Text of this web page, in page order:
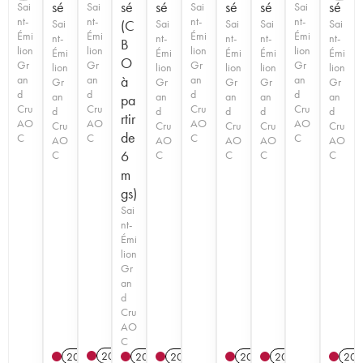
Sai
nt-
Émi
lion
Gr
an
d
Cru
AO
C
sé
Sai
nt-
Émi
lion
Gr
an
d
Cru
AO
C
2021
Sai
nt-
Émi
lion
Gr
an
d
Cru
AO
C
2025
sé
(C
B
O
à
pa
rtir
de
6
m
gs)
Sai
nt-
Émi
lion
Gr
an
d
Cru
AO
C
2020 T
sé
Sai
nt-
Émi
lion
Gr
an
d
Cru
AO
C
2015
Sai
nt-
Émi
lion
Gr
an
d
Cru
AO
C
sé
Sai
nt-
Émi
lion
Gr
an
d
Cru
AO
C
2020 T
sé
Sai
nt-
Émi
lion
Gr
an
d
Cru
AO
C
2023
Sai
nt-
Émi
lion
Gr
an
d
Cru
AO
C
sé
Sai
nt-
Émi
lion
Gr
an
d
Cru
AO
C